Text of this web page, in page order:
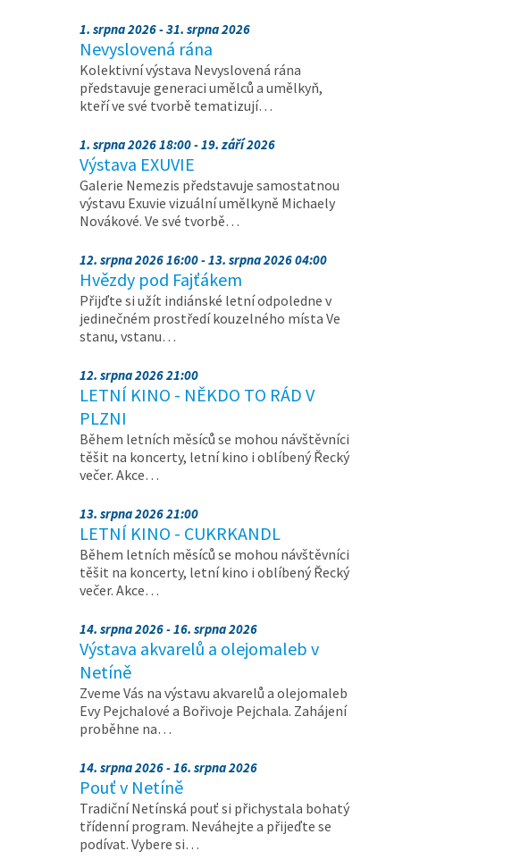
1. srpna 2026 - 31. srpna 2026
Nevyslovená rána
Kolektivní výstava Nevyslovená rána
představuje generaci umělců a umělkyň,
kteří ve své tvorbě tematizují…
1. srpna 2026 18:00 - 19. září 2026
Výstava EXUVIE
Galerie Nemezis představuje samostatnou
výstavu Exuvie vizuální umělkyně Michaely
Novákové. Ve své tvorbě…
12. srpna 2026 16:00 - 13. srpna 2026 04:00
Hvězdy pod Fajťákem
Přijďte si užít indiánské letní odpoledne v
jedinečném prostředí kouzelného místa Ve
stanu, vstanu…
12. srpna 2026 21:00
LETNÍ KINO - NĚKDO TO RÁD V
PLZNI
Během letních měsíců se mohou návštěvníci
těšit na koncerty, letní kino i oblíbený Řecký
večer. Akce…
13. srpna 2026 21:00
LETNÍ KINO - CUKRKANDL
Během letních měsíců se mohou návštěvníci
těšit na koncerty, letní kino i oblíbený Řecký
večer. Akce…
14. srpna 2026 - 16. srpna 2026
Výstava akvarelů a olejomaleb v
Netíně
Zveme Vás na výstavu akvarelů a olejomaleb
Evy Pejchalové a Bořivoje Pejchala. Zahájení
proběhne na…
14. srpna 2026 - 16. srpna 2026
Pouť v Netíně
Tradiční Netínská pouť si přichystala bohatý
třídenní program. Neváhejte a přijeďte se
podívat. Vybere si…